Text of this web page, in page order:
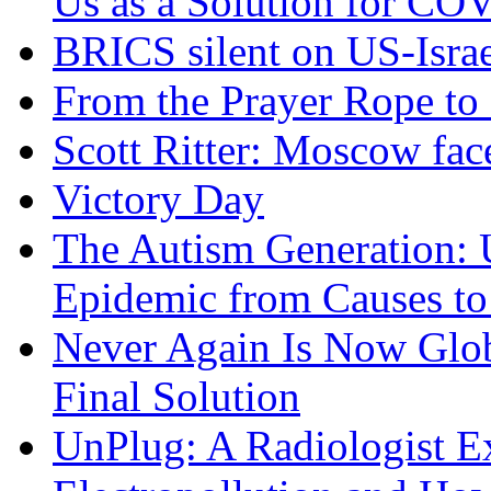
BRICS silent on US-
From the Prayer Rope
Scott Ritter: Moscow
Victory Day
The Autism Generation:
Epidemic from Causes
Never Again Is Now
Final Solution
UnPlug: A Radiologist